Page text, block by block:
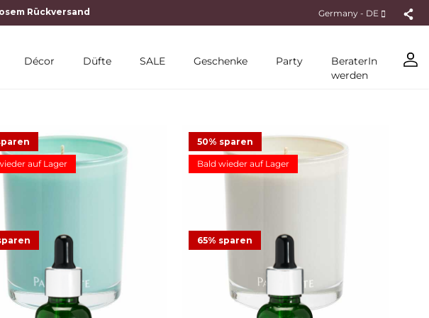
Germany - DE
Décor Düfte SALE Geschenke Party
BeraterIn
werden
auf Lager
€
24,95 €
22 Bewertungen
50% sparen
Bald wieder auf Lager
Vanilla
24,95 €
Bewertungen
65% sparen